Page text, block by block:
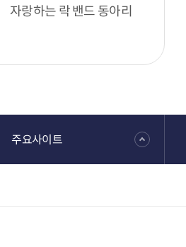
자랑하는 락 밴드 동아리
주요사이트